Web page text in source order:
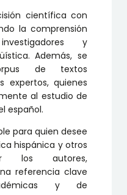
científica con
la comprensión
y
Además, se
de textos
expertos, quienes
al estudio de
español.
para quien desee
hispánica y otros
los autores,
referencia clave
y de